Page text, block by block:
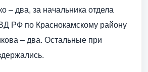
два, за начальника отдела
РФ по Краснокамскому району
– два. Остальные при